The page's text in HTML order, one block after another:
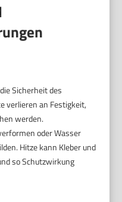
Sicherheit des
verlieren an Festigkeit,
werden.
oder Wasser
Hitze kann Kleber und
so Schutzwirkung